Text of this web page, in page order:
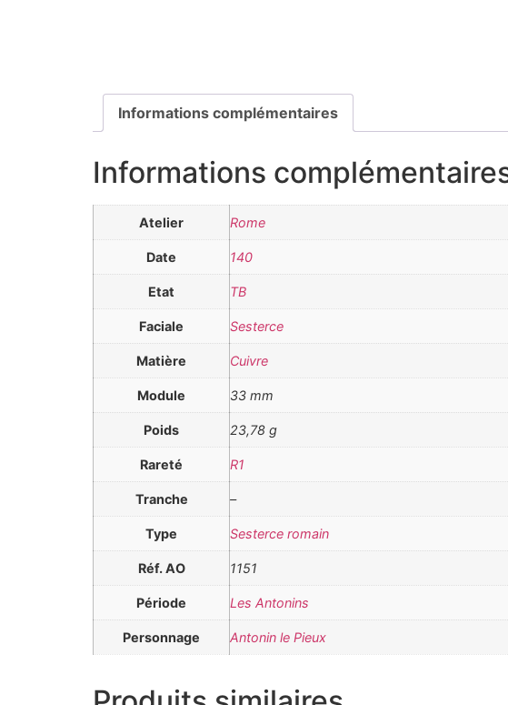
Informations complémentaires
Informations
Atelier Rome
Date 140
Etat TB
Faciale Sesterce
Matière Cuivre
Module 33 mm
Poids 23,78 g
Rareté R1
Tranche –
Type Sesterce romain
Réf. AO 1151
Période Les Antonins
Personnage Antonin le Pieux